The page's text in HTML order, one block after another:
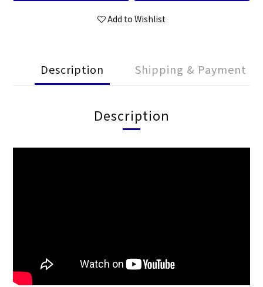
Add to Wishlist
Description Shipping & Payment
Description